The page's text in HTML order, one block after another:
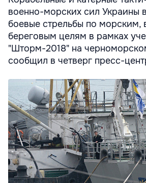
военно-морских сил Украины
боевые стрельбы по морским,
береговым целям в рамках
"Шторм-2018" на
сообщил в четверг пресс-